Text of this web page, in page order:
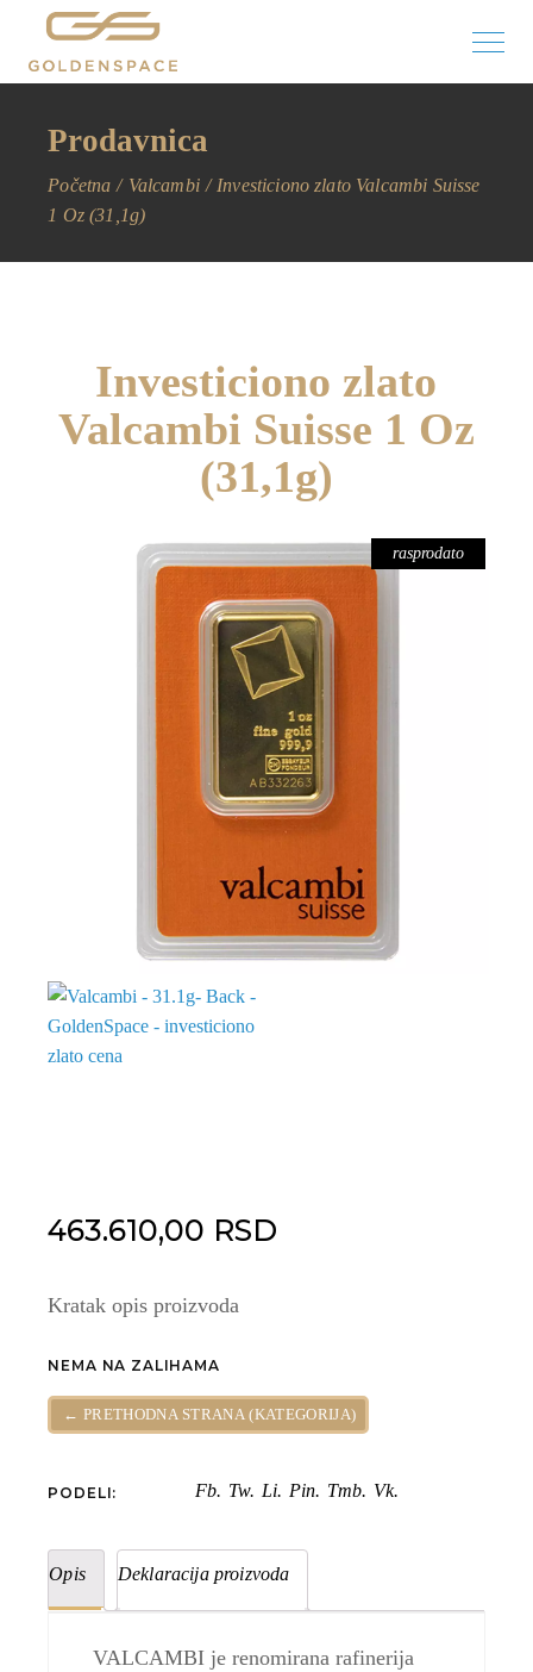
Prodavnica
Početna Valcambi
Investiciono zlato Valcambi Suisse
1 Oz (31,1g)
Investiciono zlato
Valcambi Suisse 1 Oz
(31,1g)
rasprodato
463.610,00 RSD
Kratak opis proizvoda
NEMA NA ZALIHAMA
← PRETHODNA STRANA (KATEGORIJA)
PODELI: Fb. Tw. Li. Pin. Tmb. Vk.
Opis Deklaracija proizvoda
VALCAMBI je renomirana rafinerija